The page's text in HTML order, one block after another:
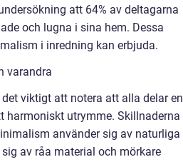
att 64% av deltagarna
och lugna i sina hem. Dessa
i inredning kan erbjuda.
varandra
viktigt att notera att alla delar en
harmoniskt utrymme. Skillnaderna
använder sig av naturliga
av råa material och mörkare